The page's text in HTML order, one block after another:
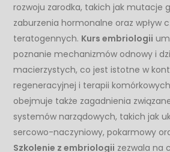
rozwoju zarodka, takich jak mutacje
zaburzenia hormonalne oraz wpływ
teratogennych. Kurs embriologii
poznanie mechanizmów odnowy i
macierzystych, co jest istotne w
regeneracyjnej i terapii
obejmuje także zagadnienia
systemów narządowych, takich jak
sercowo-naczyniowy, pokarmowy
Szkolenie z embriologii zezwala na